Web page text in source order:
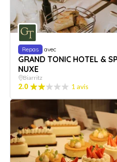
Repas avec
GRAND TONIC HOTEL &
NUXE
Biarritz
2.0 1 avis